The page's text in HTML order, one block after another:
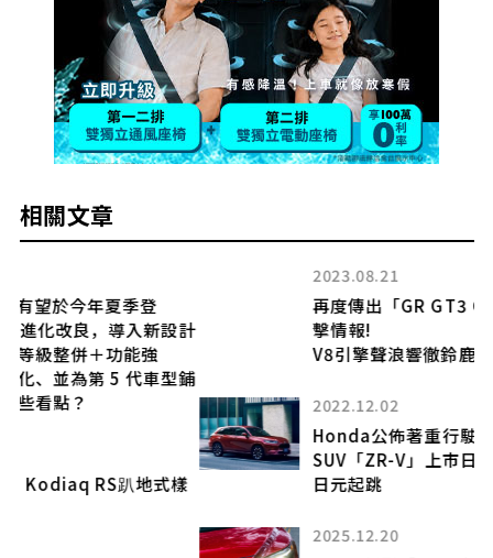
相關文章
再度傳出「GR GT3 Concept」測試車目
擊情報!
V8引擎聲浪響徹鈴鹿賽道
2022.12.02
Honda公佈著重行駛性能的新一代
SUV「ZR-V」上市日及價格!車價從200萬
日元起跳
2025.12.20